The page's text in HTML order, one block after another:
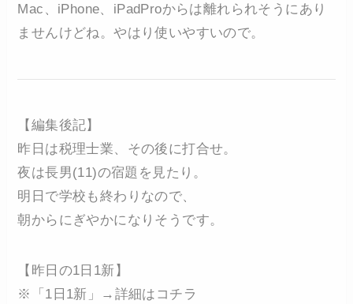
Mac、iPhone、iPadProからは離れられそうにあり
ませんけどね。やはり使いやすいので。
【編集後記】
昨日は税理士業、その後に打合せ。
夜は長男(11)の宿題を見たり。
明日で学校も終わりなので、
朝からにぎやかになりそうです。
【昨日の1日1新】
※「1日1新」→詳細はコチラ